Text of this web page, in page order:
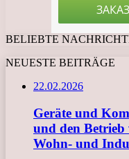
BELIEBTE
NEUESTE BEITRÄGE
22.02.2026
Geräte und
und den Betrieb
Wohn- und